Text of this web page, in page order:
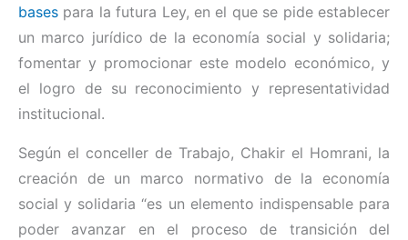
bases para la futura Ley, en el que se pide establecer
un marco jurídico de la economía social y solidaria;
fomentar y promocionar este modelo económico, y
el logro de su reconocimiento y representatividad
institucional.
Según el conceller de Trabajo, Chakir el Homrani, la
creación de un marco normativo de la economía
social y solidaria “es un elemento indispensable para
poder avanzar en el proceso de transición del